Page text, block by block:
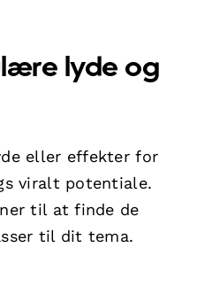
lyde og
eller effekter for
viralt potentiale.
til at finde de
til dit tema.